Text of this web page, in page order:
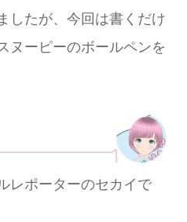
したが、今回は書くだけ
ヌーピーのボールペンを
レポーターのセカイで